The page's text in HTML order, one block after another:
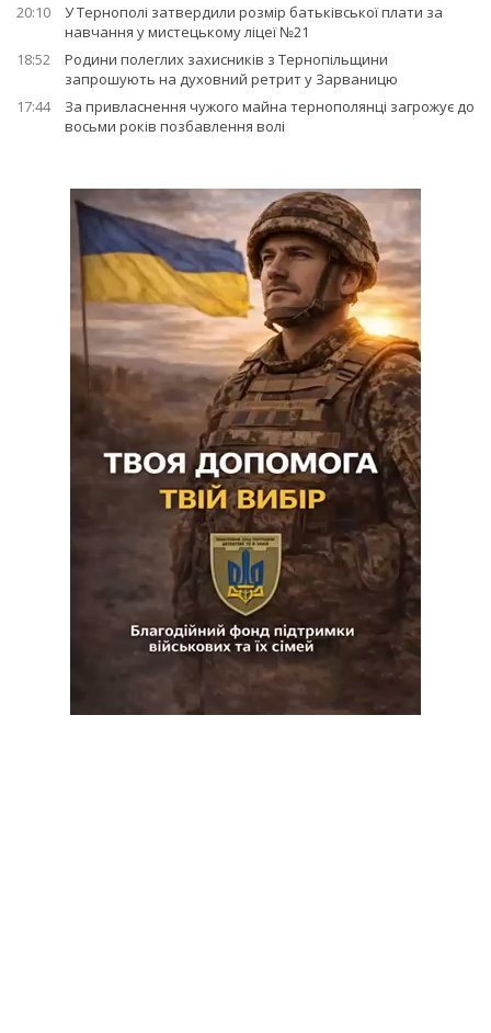
20:10
У Тернополі затвердили розмір батьківської плати за
навчання у мистецькому ліцеї №21
18:52
Родини полеглих захисників з Тернопільщини
запрошують на духовний ретрит у Зарваницю
17:44
За привласнення чужого майна тернополянці загрожує до
восьми років позбавлення волі